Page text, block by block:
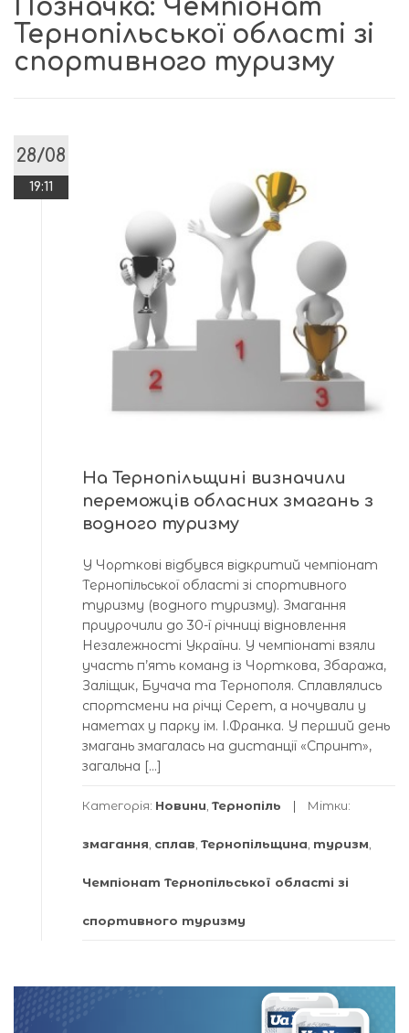
Позначка: Чемпіонат
Тернопільської області зі
спортивного туризму
28/08
19:11
На Тернопільщині визначили
переможців обласних змагань з
водного туризму
У Чорткові відбувся відкритий чемпіонат
Тернопільської області зі спортивного
туризму (водного туризму). Змагання
приурочили до 30-ї річниці відновлення
Незалежності України. У чемпіонаті взяли
участь п’ять команд із Чорткова, Збаража,
Заліщик, Бучача та Тернополя. Сплавлялись
спортсмени на річці Серет, а ночували у
наметах у парку ім. І.Франка. У перший день
змагань змагалась на дистанції «Спринт»,
загальна […]
Категорія: Новини Тернопіль Мітки:
змагання сплав Тернопільщина туризм
Чемпіонат Тернопільської області зі
спортивного туризму